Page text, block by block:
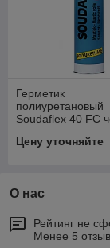
Герметик
полиуретановый
Soudaflex 40 FC
Цену уточняйте
О нас
Рейтинг не
Менее 5